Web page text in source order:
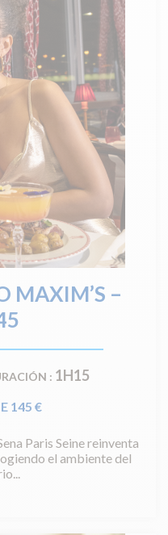
MAXIM’S –
: 1H15
145 €
Paris Seine reinventa
el ambiente del